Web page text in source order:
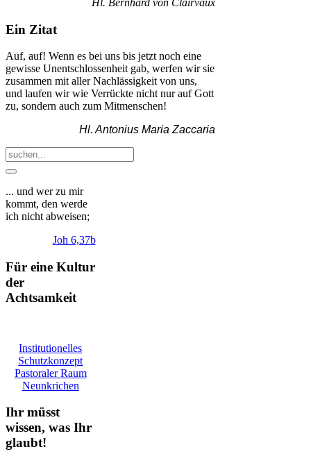
Ein Zitat
Auf, auf! Wenn es bei uns bis jetzt noch eine
gewisse Unentschlossenheit gab, werfen wir sie
zusammen mit aller Nachlässigkeit von uns,
und laufen wir wie Verrückte nicht nur auf Gott
zu, sondern auch zum Mitmenschen!
Hl. Antonius Maria Zaccaria
... und wer zu mir
kommt, den werde
ich nicht abweisen;
Joh 6,37b
Für eine Kultur
der
Achtsamkeit
Institutionelles
Schutzkonzept
Pastoraler Raum
Neunkrichen
Ihr müsst
wissen, was Ihr
glaubt!